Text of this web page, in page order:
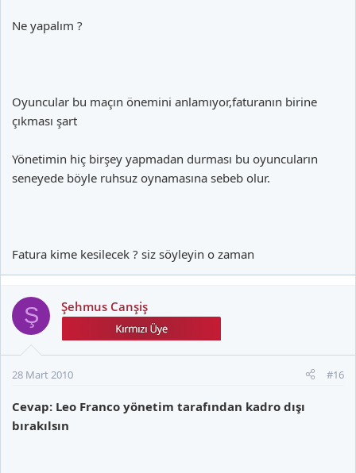
Ne yapalım ?
Oyuncular bu maçın önemini anlamıyor,faturanın birine
çıkması şart
Yönetimin hiç birşey yapmadan durması bu oyuncuların
seneyede böyle ruhsuz oynamasına sebeb olur.
Fatura kime kesilecek ? siz söyleyin o zaman
Ş Şehmus Canşiş
28 Mart 2010 #16
Cevap: Leo Franco yönetim tarafından kadro dışı
bırakılsın